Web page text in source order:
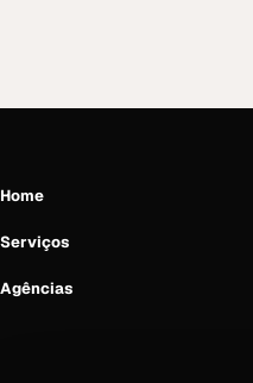
Home
Serviços
Agências